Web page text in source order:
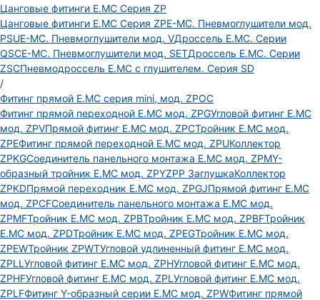
Цанговые фитинги E.MC Серия ZP
Цанговые фитинги E.MC Серия ZPE-MC. Пневмоглушители мод.
PSUE-MC. Пневмоглушители мод. VДроссель E.MC. Серии
QSCE-MC. Пневмоглушители мод. SETДроссель E.MC. Серии
ZSCПневмодроссель E.MC с глушителем. Серия SD
/
Фитинг прямой E.MC серия mini, мод. ZPOC
Фитинг прямой переходной E.MC мод. ZPGУгловой фитинг E.MC
мод. ZPVПрямой фитинг E.MC мод. ZPCТройник E.MC мод.
ZPEФитинг прямой переходной E.MC мод. ZPUКоллектор
ZPKGСоединитель панельного монтажа E.MC мод. ZPMY-
образный тройник E.MC мод. ZPYZPP ЗаглушкаКоллектор
ZPKDПрямой переходник E.MC мод. ZPGJПрямой фитинг E.MC
мод. ZPCFСоединитель панельного монтажа E.MC мод.
ZPMFТройник E.MC мод. ZPBТройник E.MC мод. ZPBFТройник
E.MC мод. ZPDТройник E.MC мод. ZPEGТройник E.MC мод.
ZPEWТройник ZPWTУгловой удлиненный фитинг E.MC мод.
ZPLL Угловой фитинг E.MC мод. ZPHУгловой фитинг E.MC мод.
ZPHFУгловой фитинг E.MC мод. ZPL Угловой фитинг E.MC мод.
ZPLFФитинг Y-образный серии E.MC мод. ZPWФитинг прямой